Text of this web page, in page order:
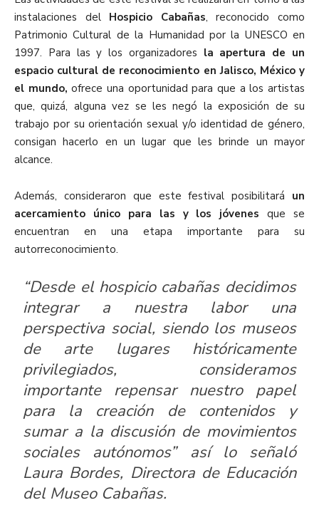
instalaciones del Hospicio Cabañas, reconocido como
Patrimonio Cultural de la Humanidad por la UNESCO en
1997. Para las y los organizadores la apertura de un
espacio cultural de reconocimiento en Jalisco, México y
el mundo,ofrece una oportunidad para que a los artistas
que, quizá, alguna vez se les negó la exposición de su
trabajo por su orientación sexual y/o identidad de género,
consigan hacerlo en un lugar que les brinde un mayor
alcance.
Además, consideraron que este festival posibilitará un
acercamiento único para las y los jóvenes que se
encuentran en una etapa importante para su
autorreconocimiento.
“Desde el hospicio cabañas decidimos
integrar a nuestra labor una
perspectiva social, siendo los museos
de arte lugares históricamente
privilegiados, consideramos
importante repensar nuestro papel
para la creación de contenidos y
sumar a la discusión de movimientos
sociales autónomos” así lo señaló
Laura Bordes, Directora de Educación
del Museo Cabañas.